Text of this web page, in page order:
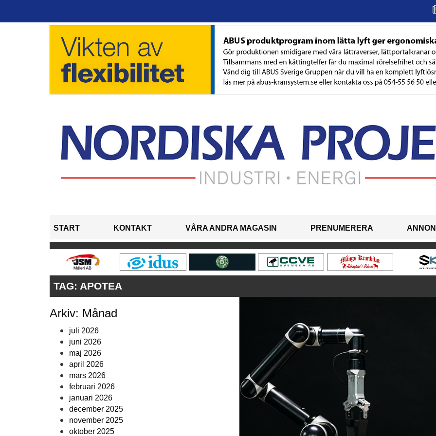
START KONTAKT VÅRA ANDRA MAGASIN PRENUMERERA
TAG: APOTEA
Arkiv: Månad
juli 2026
juni 2026
maj 2026
april 2026
mars 2026
februari 2026
januari 2026
december 2025
november 2025
oktober 2025